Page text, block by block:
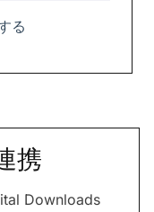
る
携
Downloads